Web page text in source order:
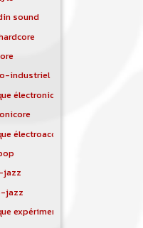
sound
industriel
électronique
électroacoustique
jazz
jazz
expérimentale